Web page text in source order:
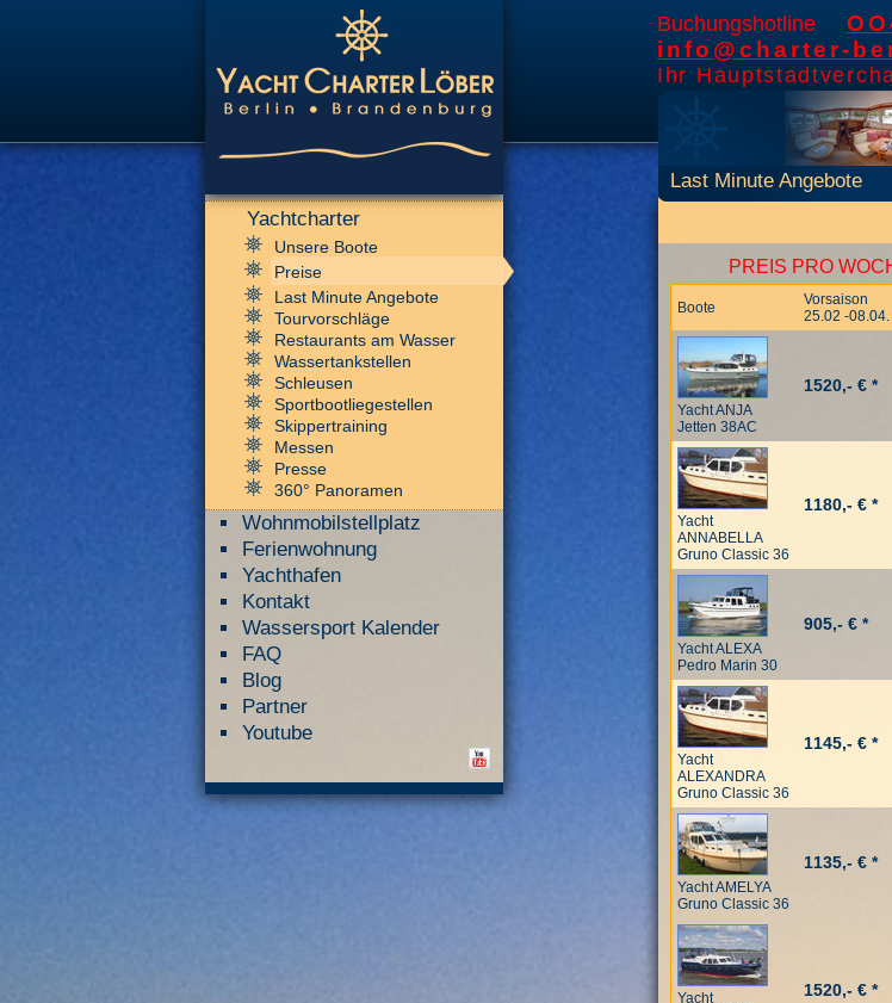
Buchungshotline
info@charter-
Ihr
Last Minute Angebote
Yachtcharter
Unsere Boote
Preise
Last Minute Angebote
Tourvorschläge
Restaurants am Wasser
Wassertankstellen
Schleusen
Sportbootliegestellen
Skippertraining
Messen
Presse
360° Panoramen
Wohnmobilstellplatz
Ferienwohnung
Yachthafen
Kontakt
Wassersport Kalender
FAQ
Blog
Partner
Youtube
PREIS PRO
Boote
Vorsaison
25.02 -08.04.
Yacht ANJA
Jetten 38AC
1520,- € *
Yacht
ANNABELLA
Gruno Classic 36
1180,- € *
Yacht ALEXA
Pedro Marin 30
905,- € *
Yacht
ALEXANDRA
Gruno Classic 36
1145,- € *
Yacht AMELYA
Gruno Classic 36
1135,- € *
Yacht
1520,- € *